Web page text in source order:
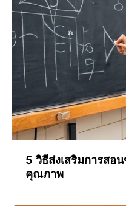
5 วิธีส่งเสริมการสอ
คุณภาพ